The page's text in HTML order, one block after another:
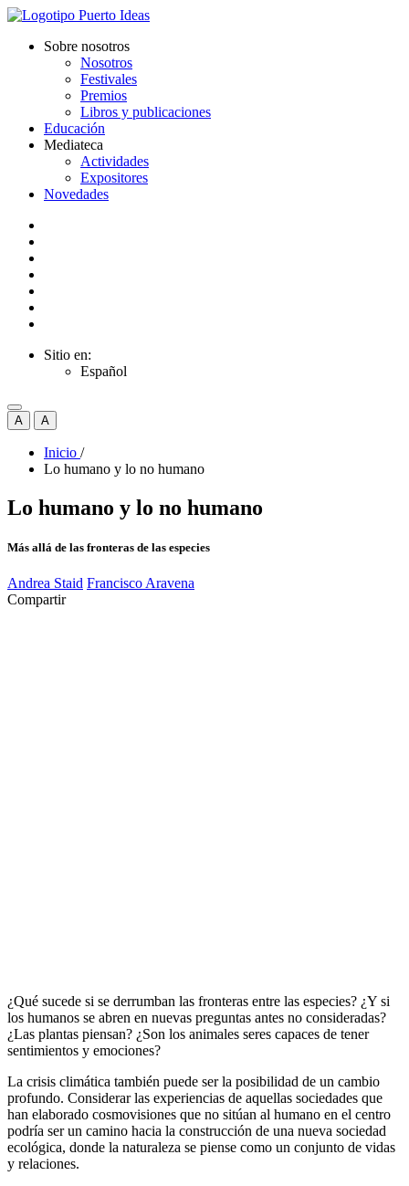
Sobre nosotros
Nosotros
Festivales
Premios
Libros y publicaciones
Educación
Mediateca
Actividades
Expositores
Novedades
Sitio en:
Español
A A
Inicio /
Lo humano y lo no humano
Lo humano y lo no humano
Más allá de las fronteras de las especies
Andrea Staid Francisco Aravena
Compartir
¿Qué sucede si se derrumban las fronteras entre las especies? ¿Y si
los humanos se abren en nuevas preguntas antes no consideradas?
¿Las plantas piensan? ¿Son los animales seres capaces de tener
sentimientos y emociones?
La crisis climática también puede ser la posibilidad de un cambio
profundo. Considerar las experiencias de aquellas sociedades que
han elaborado cosmovisiones que no sitúan al humano en el centro
podría ser un camino hacia la construcción de una nueva sociedad
ecológica, donde la naturaleza se piense como un conjunto de vidas
y relaciones.